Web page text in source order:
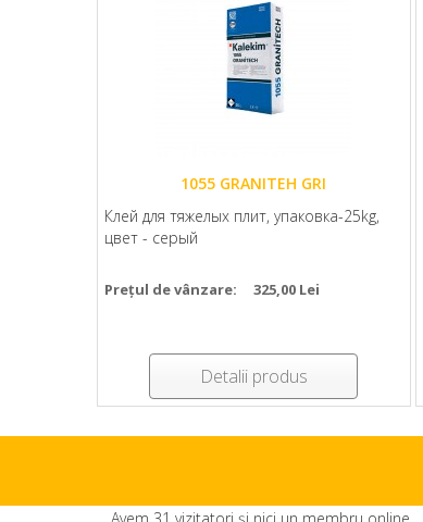
1055 GRANITEH GRI
Клей для тяжелых плит, упаковка-25kg,
цвет - серый
Prețul de vânzare: 325,00 Lei
Detalii produs